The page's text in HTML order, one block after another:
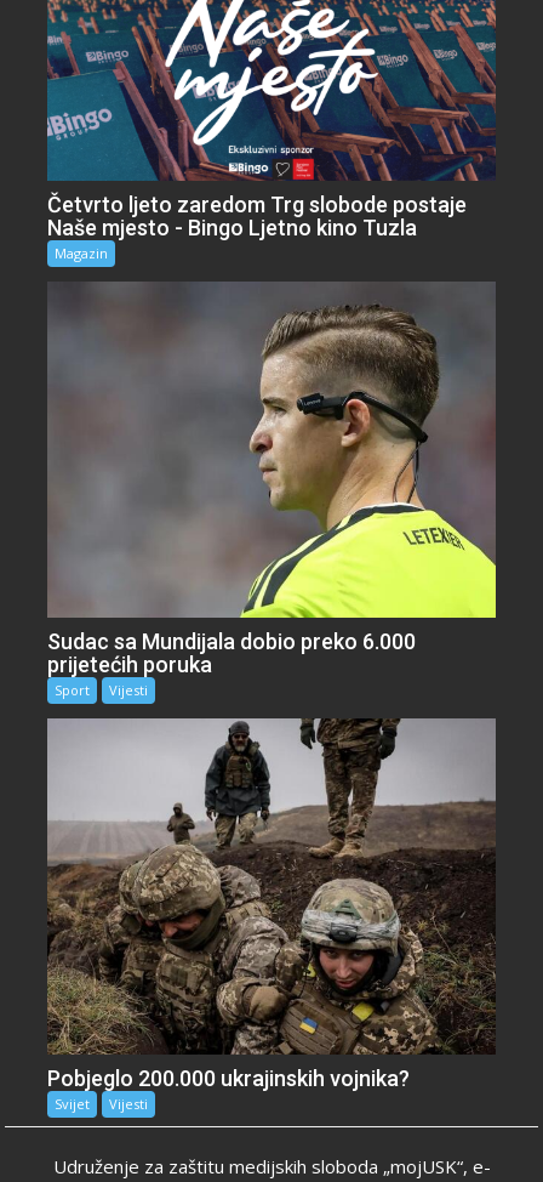
Četvrto ljeto zaredom Trg slobode postaje
Naše mjesto - Bingo Ljetno kino Tuzla
Magazin
Sudac sa Mundijala dobio preko 6.000
prijetećih poruka
Sport Vijesti
Pobjeglo 200.000 ukrajinskih vojnika?
Svijet Vijesti
Udruženje za zaštitu medijskih sloboda „mojUSK“, e-